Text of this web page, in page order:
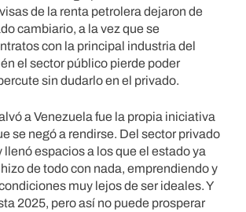
de la renta petrolera dejaron de
cambiario, a la vez que se
con la principal industria del
el sector público pierde poder
sin dudarlo en el privado.
a Venezuela fue la propia iniciativa
se negó a rendirse. Del sector privado
llenó espacios a los que el estado ya
de todo con nada, emprendiendo y
muy lejos de ser ideales. Y
2025, pero así no puede prosperar